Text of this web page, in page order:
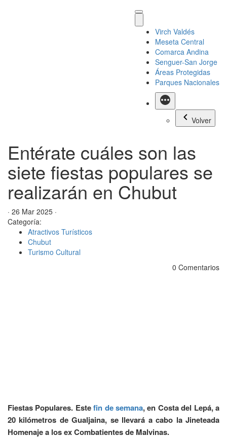
Virch Valdés
Meseta Central
Comarca Andina
Senguer-San Jorge
Áreas Protegidas
Parques Nacionales
Más
Volver
Entérate cuáles son las
siete fiestas populares se
realizarán en Chubut
· 26 Mar 2025 ·
Categoría:
Atractivos Turísticos
Chubut
Turismo Cultural
0 Comentarios
Fiestas Populares. Estefin de semana, en Costa del Lepá, a
20 kilómetros de Gualjaina, se llevará a cabo la Jineteada
Homenaje a los ex Combatientes de Malvinas.